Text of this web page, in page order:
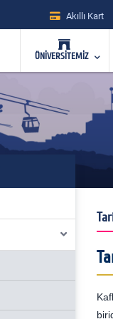
Akıllı Kart
ÜNİVERSİTEMİZ